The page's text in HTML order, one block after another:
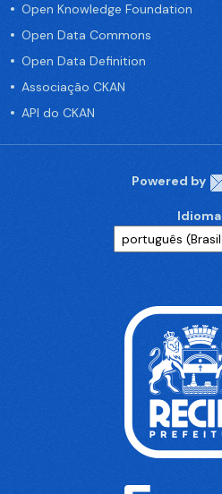
Open Knowledge Foundation
Open Data Commons
Open Data Definition
Associação CKAN
API do CKAN
Powered by
Idioma